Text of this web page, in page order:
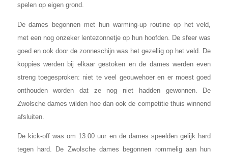
spelen op eigen grond.
De dames begonnen met hun warming-up routine op het veld,
met een nog onzeker lentezonnetje op hun hoofden. De sfeer was
goed en ook door de zonneschijn was het gezellig op het veld. De
koppies werden bij elkaar gestoken en de dames werden even
streng toegesproken: niet te veel geouwehoer en er moest goed
onthouden worden dat ze nog niet hadden gewonnen. De
Zwolsche dames wilden hoe dan ook de competitie thuis winnend
afsluiten.
De kick-off was om 13:00 uur en de dames speelden gelijk hard
tegen hard. De Zwolsche dames begonnen rommelig aan hun